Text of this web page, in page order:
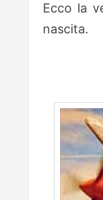
Ecco la
nascita.